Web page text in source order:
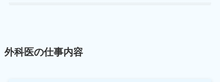
外科医の仕事内容